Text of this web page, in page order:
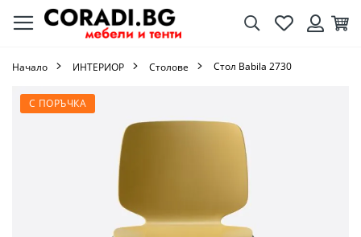
ТърсенеЛюбими
Начало ИНТЕРИОР Столове Стол Babila 2730
С ПОРЪЧКА
Преминете
към